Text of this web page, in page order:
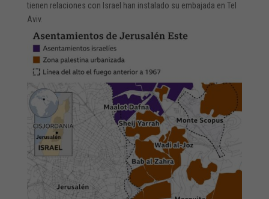
tienen relaciones con Israel han instalado su embajada en Tel
Aviv.